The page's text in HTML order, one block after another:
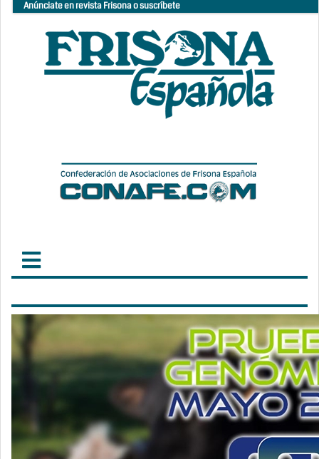
Anúnciate en revista Frisona o suscríbete